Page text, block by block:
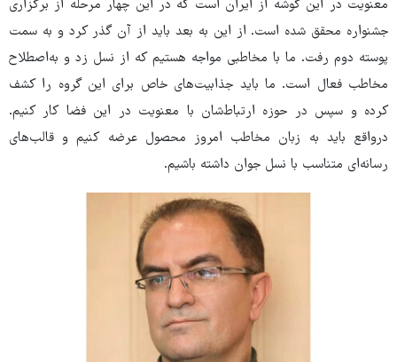
معنویت در این گوشه از ایران است که در این چهار مرحله از برگزاری
جشنواره محقق شده است. از این به بعد باید از آن گذر کرد و به سمت
پوسته دوم رفت. ما با مخاطبی مواجه هستیم که از نسل زد و به‌اصطلاح
مخاطب فعال است. ما باید جذابیت‌های خاص برای این گروه را کشف
کرده و سپس در حوزه ارتباط‌شان با معنویت در این فضا کار کنیم.
درواقع باید به زبان مخاطب امروز محصول عرضه کنیم و قالب‌های
رسانه‌ای متناسب با نسل جوان داشته باشیم.